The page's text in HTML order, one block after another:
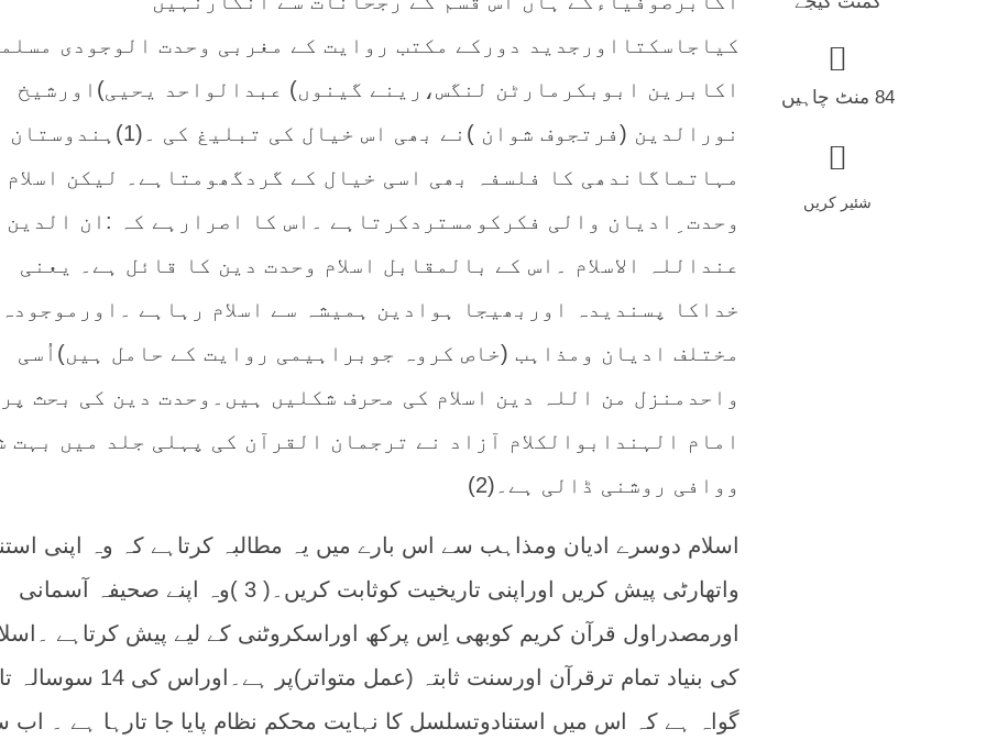
84 منٹ چاہیں
شئیر کریں
کیاجاسکتااورجدید دورکے مکتب روایت کے مغربی وحدت الوجودی
اکابرین ابوبکرمارٹن لنگس،رینے گینوں) عبدالواحد یحیی)اورشیخ
نورالدین (فرتجوف شوان )نے بھی اس خیال کی تبلیغ کی
مہاتماگاندھی کا فلسفہ بھی اسی خیال کے گردگھومتاہے۔ لیکن اسلام
وحدت ِادیان والی فکرکومستردکرتاہے ۔اس کا اصرارہے کہ :ان الدین
عنداللہ الاسلام ۔اس کے بالمقابل اسلام وحدت دین کا قائل ہے۔ یعنی
خداکا پسندیدہ اوربھیجا ہوادین ہمیشہ سے اسلام رہاہے ۔اورموجودہ
مختلف ادیان ومذاہب (خاص کروہ جوبراہیمی روایت کے حامل ہیں)اُسی
واحدمنزل من اللہ دین اسلام کی محرف شکلیں ہیں۔وحدت دین کی بحث پر
امام الہندابوالکلام آزاد نے ترجمان القرآن کی پہلی جلد میں بہت
ووافی روشنی ڈالی ہے۔(2)
اسلام دوسرے ادیان ومذاہب سے اس بارے میں یہ مطالبہ کرتاہے کہ وہ اپنی
واتھارٹی پیش کریں اوراپنی تاریخیت کوثابت کریں۔( 3 )وہ اپنے صحیفہ آسمانی
اورمصدراول قرآن کریم کوبھی اِس پرکھ اوراسكروٹنی کے ليے پیش کرتاہے
کی بنیاد تمام ترقرآن اورسنت ثابتہ (عمل متواتر)پر
گواہ ہے کہ اس میں استنادوتسلسل کا نہایت محکم نظام پایا جا تارہا ہے ۔ اب